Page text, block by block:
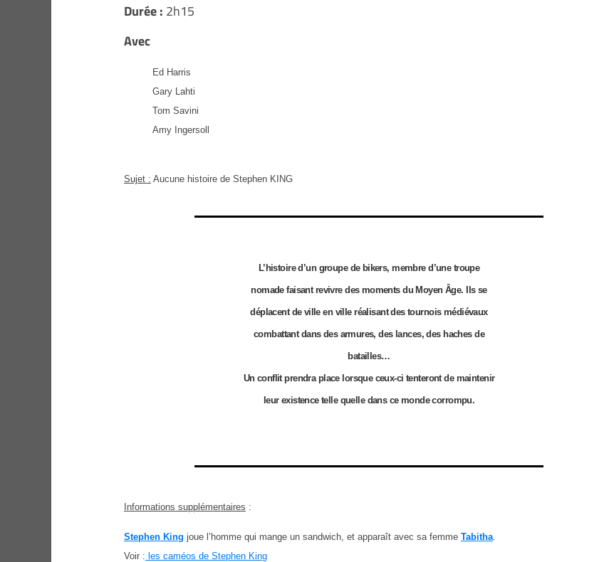
Durée : 2h15
Avec
Ed Harris
Gary Lahti
Tom Savini
Amy Ingersoll
Sujet : Aucune histoire de Stephen KING
L’histoire d’un groupe de bikers, membre d’une troupe
nomade faisant revivre des moments du Moyen Âge. Ils se
déplacent de ville en ville réalisant des tournois médiévaux
combattant dans des armures, des lances, des haches de
batailles…
Un conflit prendra place lorsque ceux-ci tenteront de maintenir
leur existence telle quelle dans ce monde corrompu.
Informations supplémentaires :
Stephen King joue l’homme qui mange un sandwich, et apparaît avec sa femme Tabitha.
Voir : les caméos de Stephen King